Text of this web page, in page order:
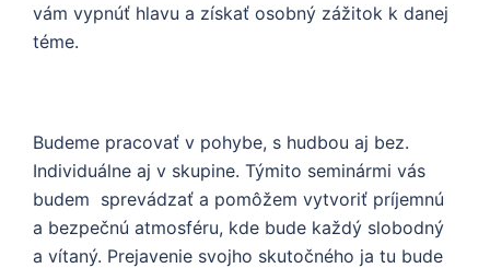
vám vypnúť hlavu a získať osobný zážitok k danej
téme.
Budeme pracovať v pohybe, s hudbou aj bez.
Individuálne aj v skupine. Týmito seminármi vás
budem sprevádzať a pomôžem vytvoriť príjemnú
a bezpečnú atmosféru, kde bude každý slobodný
a vítaný. Prejavenie svojho skutočného ja tu bude